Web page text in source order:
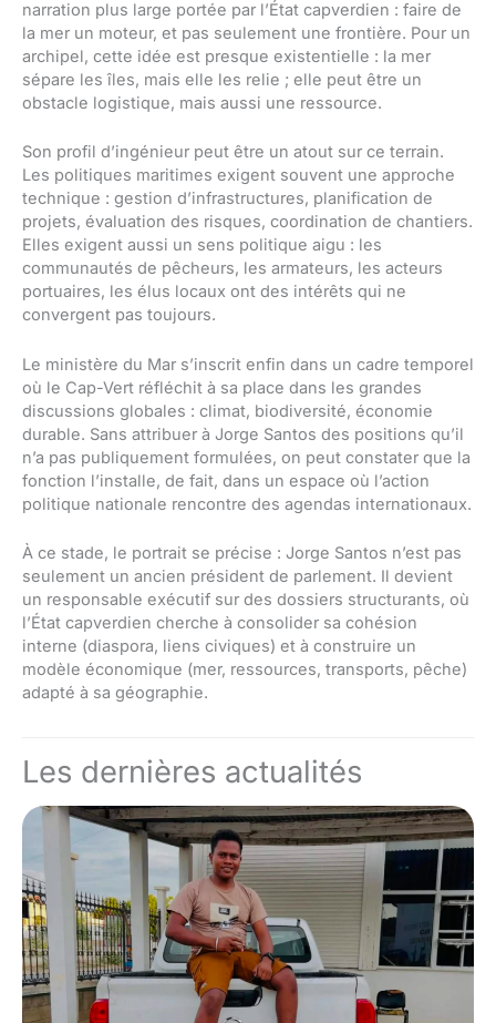
narration plus large portée par l’État capverdien : faire de
la mer un moteur, et pas seulement une frontière. Pour un
archipel, cette idée est presque existentielle : la mer
sépare les îles, mais elle les relie ; elle peut être un
obstacle logistique, mais aussi une ressource.
Son profil d’ingénieur peut être un atout sur ce terrain.
Les politiques maritimes exigent souvent une approche
technique : gestion d’infrastructures, planification de
projets, évaluation des risques, coordination de chantiers.
Elles exigent aussi un sens politique aigu : les
communautés de pêcheurs, les armateurs, les acteurs
portuaires, les élus locaux ont des intérêts qui ne
convergent pas toujours.
Le ministère du Mar s’inscrit enfin dans un cadre temporel
où le Cap-Vert réfléchit à sa place dans les grandes
discussions globales : climat, biodiversité, économie
durable. Sans attribuer à Jorge Santos des positions qu’il
n’a pas publiquement formulées, on peut constater que la
fonction l’installe, de fait, dans un espace où l’action
politique nationale rencontre des agendas internationaux.
À ce stade, le portrait se précise : Jorge Santos n’est pas
seulement un ancien président de parlement. Il devient
un responsable exécutif sur des dossiers structurants, où
l’État capverdien cherche à consolider sa cohésion
interne (diaspora, liens civiques) et à construire un
modèle économique (mer, ressources, transports, pêche)
adapté à sa géographie.
Les dernières actualités